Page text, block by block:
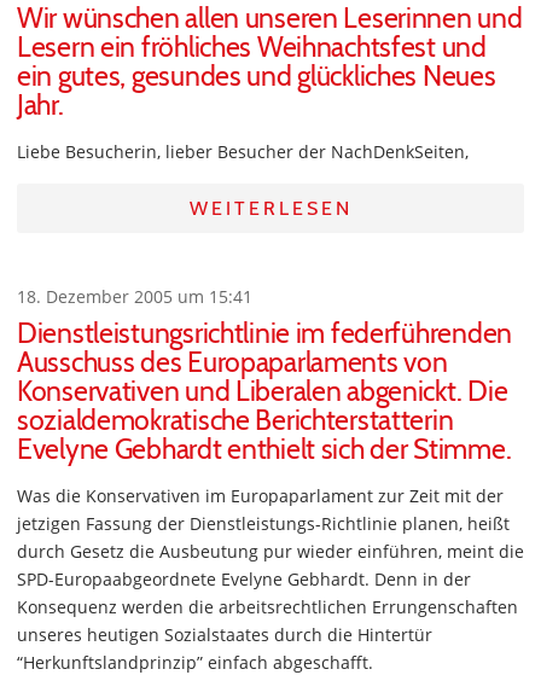
Wir wünschen allen unseren Leserinnen und
Lesern ein fröhliches Weihnachtsfest und
ein gutes, gesundes und glückliches Neues
Jahr.
Liebe Besucherin, lieber Besucher der NachDenkSeiten,
WEITERLESEN
18. Dezember 2005 um 15:41
Dienstleistungsrichtlinie im federführenden
Ausschuss des Europaparlaments von
Konservativen und Liberalen abgenickt. Die
sozialdemokratische Berichterstatterin
Evelyne Gebhardt enthielt sich der Stimme.
Was die Konservativen im Europaparlament zur Zeit mit der
jetzigen Fassung der Dienstleistungs-Richtlinie planen, heißt
durch Gesetz die Ausbeutung pur wieder einführen, meint die
SPD-Europaabgeordnete Evelyne Gebhardt. Denn in der
Konsequenz werden die arbeitsrechtlichen Errungenschaften
unseres heutigen Sozialstaates durch die Hintertür
“Herkunftslandprinzip” einfach abgeschafft.